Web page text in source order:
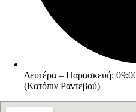
Δευτέρα – Παρασκευή:
(Κατόπιν Ραντεβού)